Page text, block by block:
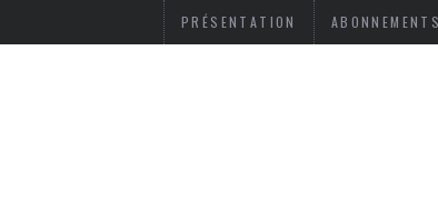
PRÉSENTATION ABONNEMENTS